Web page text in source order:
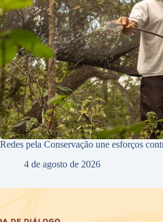
Redes pela Conservação une esforços
4 de agosto de 2026